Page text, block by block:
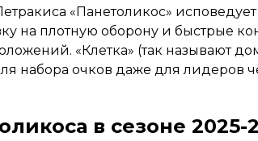
«Панетоликос»
на плотную оборону и быстрые
«Клетка» (так называют
набора очков даже для лидеров
в сезоне 2025-